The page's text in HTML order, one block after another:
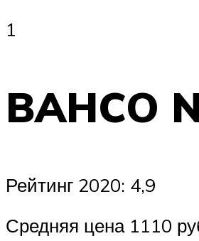
1
BAHCO
Рейтинг 2020: 4,9
Средняя цена 1110